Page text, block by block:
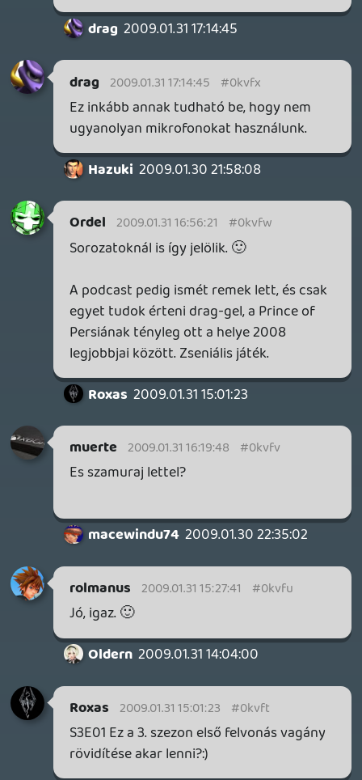
rolmanus 2009.01.31 13:58:28
maccc 2009.01.31 14:02:17 #0kvfo
Bia:HH amúgy tényleg rengeteg drámai
jelenetet tartalmaz 🙂.
rolmanus 2009.01.31 13:58:28 #0kvfn
De a legnagyobb RÉGEBBI sorozatok mind
most értek a 4. részhez (kivéve a RE-t)
ezeknek amiket te leírtál, a 90%-a ebben a
generációban indult csak el.
maccc 2009.01.31 13:48:54
maccc 2009.01.31 13:48:54 #0kvfm
Fable2,
Gow2,
Resistance2,
killzone2,
locor roco2,
forza2.
Bármelyik számhoz lehetne írni jó pár
rolmanus 2009.01.30 22:05:33
Rájöttem te olyat szeretnél , amiben csak
Liquid beszél 😃 .
Ezt már mi is mondtuk neki, mindig
fogadkozik, hogy visszafogja magát, de
aztán csak nem tudja megállni hogy ne
szóljon bele mindenbe 🙂 🙂 🙂
mcmacko 2009.01.31 12:03:03 #0kvfj
Egymást??? 😃 ENGEM!!!
(nademajdlegközelebbb...muhahahaha)